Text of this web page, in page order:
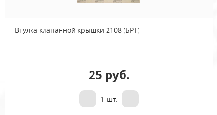
Втулка клапанной крышки 2108 (БРТ)
25 руб.
1 шт.